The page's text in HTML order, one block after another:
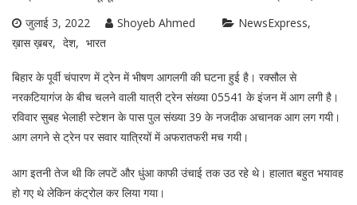
जुलाई 3, 2022 Shoyeb Ahmed
NewsExpress
ख़ास ख़बर
देश भारत
बिहार के पूर्वी चंपारण में ट्रेन में भीषण आगलगी की घटना हुई है। रक्सौल से
नरकटियागंज के बीच चलने वाली यात्री ट्रेन संख्या 05541 के इंजन में आग लगी है।
रविवार सुबह भेलाही स्टेशन के पास पुल संख्या 39 के नजदीक अचानक आग लग गयी।
आग लगने से ट्रेन पर सवार यात्रियों में अफरातफरी मच गयी।
आग इतनी तेज थी कि लपटें और धुंआ काफी उंचाई तक उठ रहे थे। हालात बहुत भयावह
हो गए थे लेकिन कंट्रोल कर लिया गया।